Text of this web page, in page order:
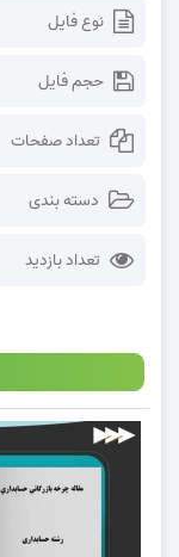
نوع فایل
حجم فایل
تعداد صفحات
دسته بندی
تعداد بازدید